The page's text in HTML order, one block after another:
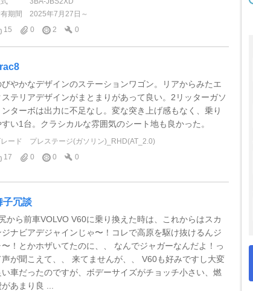
期間
2025年7月27日～
15
0 2 0
びやかなデザインのステーションワゴン。リアからみたエ
ステリアデザインがまとまりがあって良い。2リッターガソ
ンターボは出力に不足なし。変な突き上げ感もなく、乗り
すい1台。クラシカルな雰囲気のシート地も良かった。
ード
プレステージ(ガソリン)_RHD(AT_2.0)
17
0 0 0
子冗談
から前車VOLVO V60に乗り換えた時は、これからはスカ
ジナビアデジャインじゃ〜！コレで高原を駆け抜けるんジ
〜！とかホザいてたのに、、 なんでジャガーなんだよ！っ
声が聞こえて、、 来てませんが、、 V60も好みですし大変
い車だったのですが、ボデーサイズがチョッチ小さい、燃
あまり良 ...